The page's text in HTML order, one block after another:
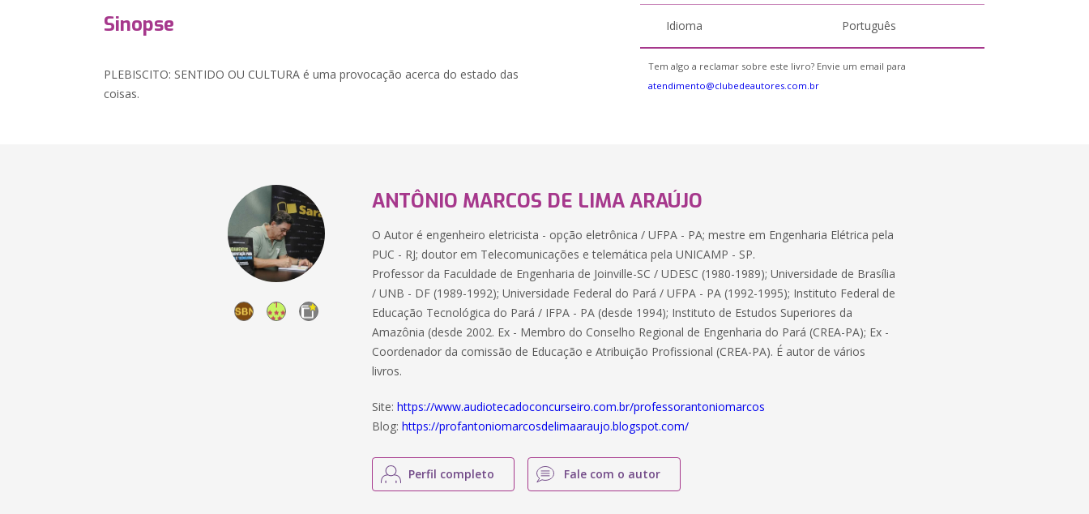
Sinopse
PLEBISCITO: SENTIDO OU CULTURA é uma provocação acerca do estado das
coisas.
Idioma Português
Tem algo a reclamar sobre este livro? Envie um email para
atendimento@clubedeautores.com.br
ANTÔNIO MARCOS DE LIMA ARAÚJO
O Autor é engenheiro eletricista - opção eletrônica / UFPA - PA; mestre em Engenharia Elétrica pela
PUC - RJ; doutor em Telecomunicações e telemática pela UNICAMP - SP.
Professor da Faculdade de Engenharia de Joinville-SC / UDESC (1980-1989); Universidade de Brasília
/ UNB - DF (1989-1992); Universidade Federal do Pará / UFPA - PA (1992-1995); Instituto Federal de
Educação Tecnológica do Pará / IFPA - PA (desde 1994); Instituto de Estudos Superiores da
Amazônia (desde 2002. Ex - Membro do Conselho Regional de Engenharia do Pará (CREA-PA); Ex -
Coordenador da comissão de Educação e Atribuição Profissional (CREA-PA). É autor de vários
livros.
Site:https://www.audiotecadoconcurseiro.com.br/professorantoniomarcos
Blog:https://profantoniomarcosdelimaaraujo.blogspot.com/
Perfil completo Fale com o autor